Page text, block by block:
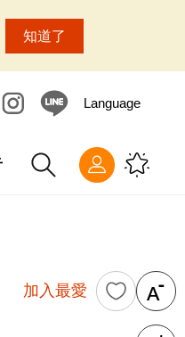
知道了
Language
加入最愛